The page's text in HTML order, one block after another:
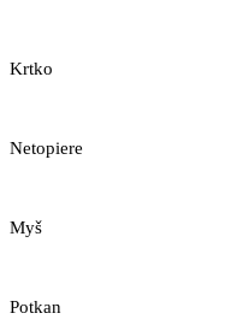
Krtko
Netopiere
Myš
Potkan